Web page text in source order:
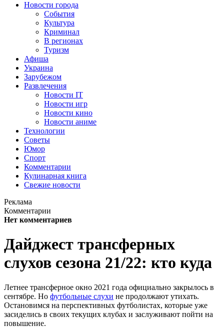
Новости города
События
Культура
Криминал
В регионах
Туризм
Афиша
Украина
Зарубежом
Развлечения
Новости IT
Новости игр
Новости кино
Новости аниме
Технологии
Советы
Юмор
Спорт
Комментарии
Кулинарная книга
Свежие новости
Реклама
Комментарии
Нет комментариев
Дайджест трансферных
слухов сезона 21/22: кто куда
Летнее трансферное окно 2021 года официально закрылось в
сентябре. Но футбольные слухи не продолжают утихать.
Остановимся на перспективных футболистах, которые уже
засиделись в своих текущих клубах и заслуживают пойти на
повышение.